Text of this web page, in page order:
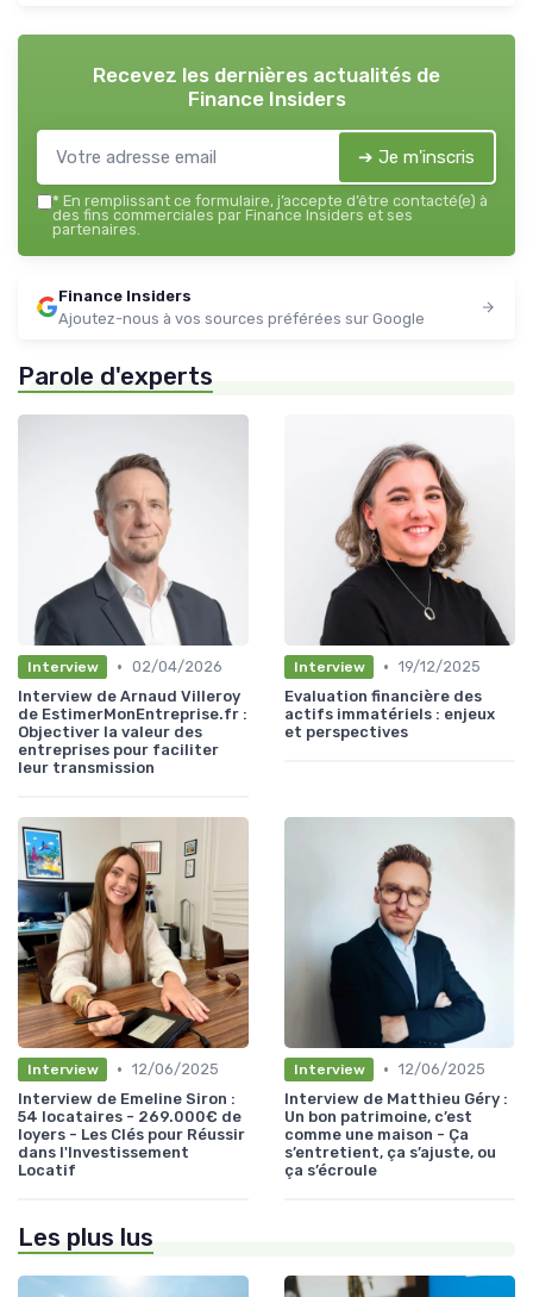
Recevez les dernières actualités de
Finance Insiders
➔ Je m'inscris
* En remplissant ce formulaire, j’accepte d’être contacté(e) à
des fins commerciales par Finance Insiders et ses
partenaires.
Finance Insiders
Ajoutez-nous à vos sources préférées sur Google
Parole d'experts
Interview • 02/04/2026
Interview de Arnaud Villeroy
de EstimerMonEntreprise.fr :
Objectiver la valeur des
entreprises pour faciliter
leur transmission
Interview • 19/12/2025
Evaluation financière des
actifs immatériels : enjeux
et perspectives
Interview • 12/06/2025
Interview de Emeline Siron :
54 locataires - 269.000€ de
loyers - Les Clés pour Réussir
dans l'Investissement
Locatif
Interview • 12/06/2025
Interview de Matthieu Géry :
Un bon patrimoine, c’est
comme une maison - Ça
s’entretient, ça s’ajuste, ou
ça s’écroule
Les plus lus